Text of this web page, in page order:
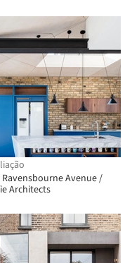
Ravensbourne Avenue /
Architects